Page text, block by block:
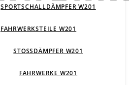
SPORTSCHALLDÄMPFER W201
FAHRWERKSTEILE W201
STOSSDÄMPFER W201
FAHRWERKE W201